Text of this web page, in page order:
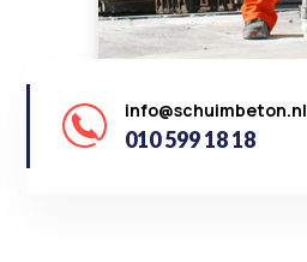
info@schuimbeton.nl
010 599 18 18